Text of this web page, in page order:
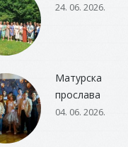
24. 06. 2026.
Матурска
прослава
04. 06. 2026.